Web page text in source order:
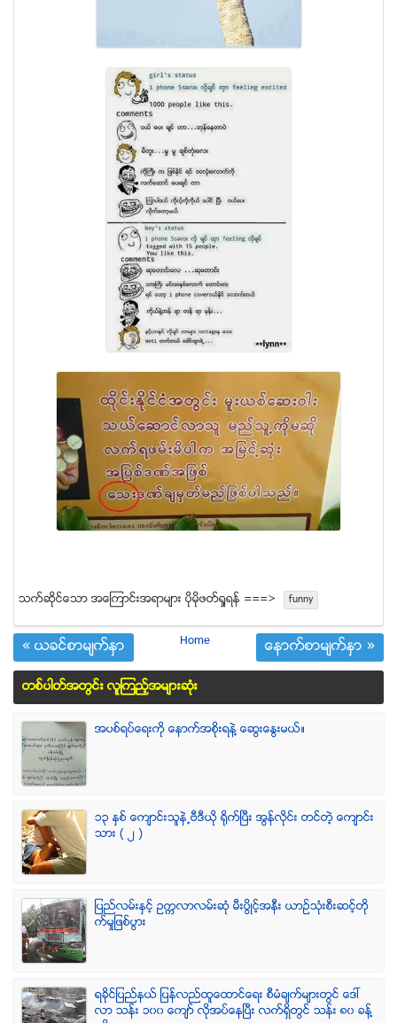
သက္ဆုိင္ေသာ အေၾကာင္းအရာမ်ား ပုိမုိဖတ္ရႈရန္ ===> funny
« ယခင္စာမ်က္ႏွာ Home ေနာက္စာမ်က္ႏွာ »
တစ္ပါတ္အတြင္း လူၾကည့္အမ်ားဆံုး
အပစ္ရပ္ေရးကို ေနာက္အစိုးရနဲ႔ ေဆြးေႏြးမယ္။
၁၃ ႏွစ္ ေက်ာင္းသူနဲ႕ဗီဒီယို ရိုက္ျပီး အြန္လိုင္း တင္တဲ့ ေက်ာင္း
သား ( ၂ )
ျပည္လမ္းႏွင့္ ဥကၠလာလမ္းဆုံ မီးပြိဳင့္အနီး ယာဥ္သုံးစီးဆင့္တို
က္မႈျဖစ္ပြား
ရခုိင္ျပည္နယ္ ျပန္လည္ထူေထာင္ေရး စီမံခ်က္မ်ားတြင္ ေဒၚ
လာ သန္း ၁၀၀ ေက်ာ္ လုိအပ္ေနၿပီး လက္ရွိတြင္ သန္း ၈၀ ခန္႔